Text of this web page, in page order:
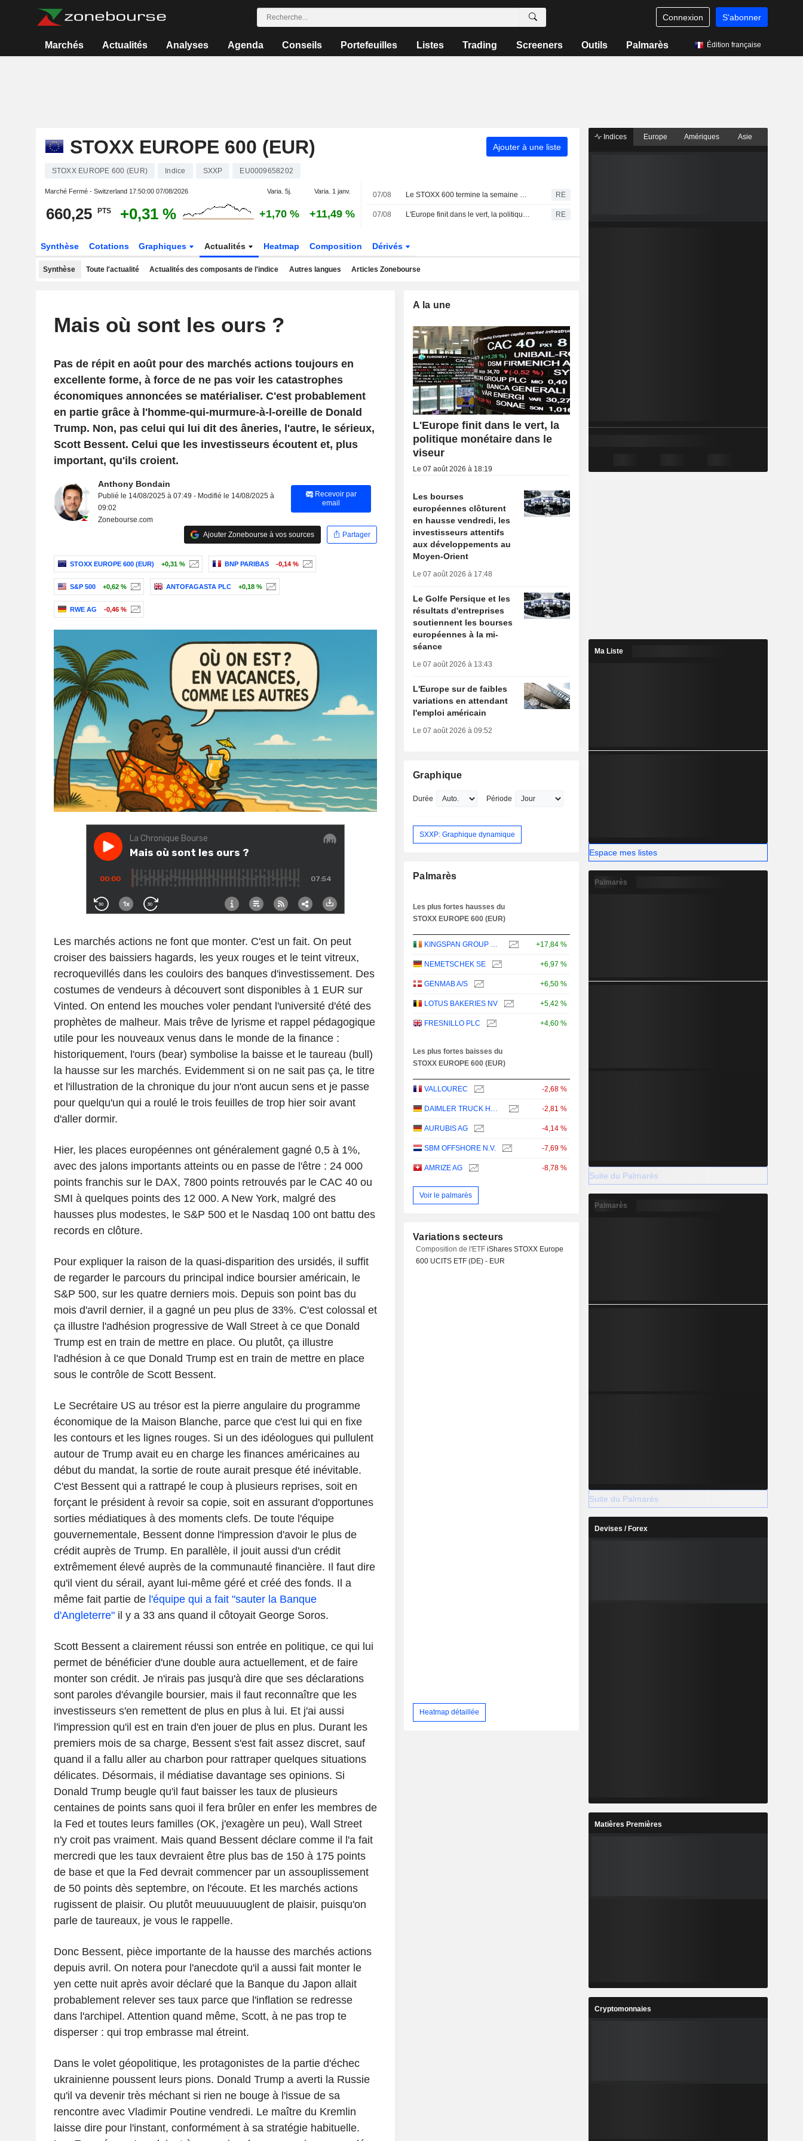
Connexion S'abonner
Marchés Actualités Analyses Agenda Conseils Portefeuilles Listes Trading Screeners Outils Palmarès Édition française
STOXX EUROPE 600 (EUR) Ajouter à une liste
STOXX EUROPE 600 (EUR) Indice SXXP EU0009658202
Marché Fermé - Switzerland 17:50:00 07/08/2026 Varia. 5j. Varia. 1 janv.
660,25 PTS +0,31 % +1,70 % +11,49 %
07/08 Le STOXX 600 termine la semaine à un sommet historique, porté par les résultats et la faiblesse de l'emploi américain RE
07/08 L'Europe finit dans le vert, la politique monétaire dans le viseur RE
Synthèse Cotations Graphiques Actualités Heatmap Composition Dérivés
Synthèse Toute l'actualité Actualités des composants de l'indice Autres langues Articles Zonebourse
Mais où sont les ours ?
Pas de répit en août pour des marchés actions toujours en
excellente forme, à force de ne pas voir les catastrophes
économiques annoncées se matérialiser. C'est probablement
en partie grâce à l'homme-qui-murmure-à-l-oreille de Donald
Trump. Non, pas celui qui lui dit des âneries, l'autre, le sérieux,
Scott Bessent. Celui que les investisseurs écoutent et, plus
important, qu'ils croient.
Anthony Bondain
Publié le 14/08/2025 à 07:49 - Modifié le 14/08/2025 à
09:02
Zonebourse.com
Recevoir par
email
Ajouter Zonebourse à vos sources Partager
STOXX EUROPE 600 (EUR) +0,31 % BNP PARIBAS -0,14 %
S&P 500 +0,62 % ANTOFAGASTA PLC +0,18 %
RWE AG -0,46 %
Les marchés actions ne font que monter. C'est un fait. On peut
croiser des baissiers hagards, les yeux rouges et le teint vitreux,
recroquevillés dans les couloirs des banques d'investissement. Des
costumes de vendeurs à découvert sont disponibles à 1 EUR sur
Vinted. On entend les mouches voler pendant l'université d'été des
prophètes de malheur. Mais trêve de lyrisme et rappel pédagogique
utile pour les nouveaux venus dans le monde de la finance :
historiquement, l'ours (bear) symbolise la baisse et le taureau (bull)
la hausse sur les marchés. Evidemment si on ne sait pas ça, le titre
et l'illustration de la chronique du jour n'ont aucun sens et je passe
pour quelqu'un qui a roulé le trois feuilles de trop hier soir avant
d'aller dormir.
Hier, les places européennes ont généralement gagné 0,5 à 1%,
avec des jalons importants atteints ou en passe de l'être : 24 000
points franchis sur le DAX, 7800 points retrouvés par le CAC 40 ou
SMI à quelques points des 12 000. A New York, malgré des
hausses plus modestes, le S&P 500 et le Nasdaq 100 ont battu des
records en clôture.
Pour expliquer la raison de la quasi-disparition des ursidés, il suffit
de regarder le parcours du principal indice boursier américain, le
S&P 500, sur les quatre derniers mois. Depuis son point bas du
mois d'avril dernier, il a gagné un peu plus de 33%. C'est colossal et
ça illustre l'adhésion progressive de Wall Street à ce que Donald
Trump est en train de mettre en place. Ou plutôt, ça illustre
l'adhésion à ce que Donald Trump est en train de mettre en place
sous le contrôle de Scott Bessent.
Le Secrétaire US au trésor est la pierre angulaire du programme
économique de la Maison Blanche, parce que c'est lui qui en fixe
les contours et les lignes rouges. Si un des idéologues qui pullulent
autour de Trump avait eu en charge les finances américaines au
début du mandat, la sortie de route aurait presque été inévitable.
C'est Bessent qui a rattrapé le coup à plusieurs reprises, soit en
forçant le président à revoir sa copie, soit en assurant d'opportunes
sorties médiatiques à des moments clefs. De toute l'équipe
gouvernementale, Bessent donne l'impression d'avoir le plus de
crédit auprès de Trump. En parallèle, il jouit aussi d'un crédit
extrêmement élevé auprès de la communauté financière. Il faut dire
qu'il vient du sérail, ayant lui-même géré et créé des fonds. Il a
même fait partie de l'équipe qui a fait "sauter la Banque
d'Angleterre"il y a 33 ans quand il côtoyait George Soros.
Scott Bessent a clairement réussi son entrée en politique, ce qui lui
permet de bénéficier d'une double aura actuellement, et de faire
monter son crédit. Je n'irais pas jusqu'à dire que ses déclarations
sont paroles d'évangile boursier, mais il faut reconnaître que les
investisseurs s'en remettent de plus en plus à lui. Et j'ai aussi
l'impression qu'il est en train d'en jouer de plus en plus. Durant les
premiers mois de sa charge, Bessent s'est fait assez discret, sauf
quand il a fallu aller au charbon pour rattraper quelques situations
délicates. Désormais, il médiatise davantage ses opinions. Si
Donald Trump beugle qu'il faut baisser les taux de plusieurs
centaines de points sans quoi il fera brûler en enfer les membres de
la Fed et toutes leurs familles (OK, j'exagère un peu), Wall Street
n'y croit pas vraiment. Mais quand Bessent déclare comme il l'a fait
mercredi que les taux devraient être plus bas de 150 à 175 points
de base et que la Fed devrait commencer par un assouplissement
de 50 points dès septembre, on l'écoute. Et les marchés actions
rugissent de plaisir. Ou plutôt meuuuuuuglent de plaisir, puisqu'on
parle de taureaux, je vous le rappelle.
Donc Bessent, pièce importante de la hausse des marchés actions
depuis avril. On notera pour l'anecdote qu'il a aussi fait monter le
yen cette nuit après avoir déclaré que la Banque du Japon allait
probablement relever ses taux parce que l'inflation se redresse
dans l'archipel. Attention quand même, Scott, à ne pas trop te
disperser : qui trop embrasse mal étreint.
Dans le volet géopolitique, les protagonistes de la partie d'échec
ukrainienne poussent leurs pions. Donald Trump a averti la Russie
qu'il va devenir très méchant si rien ne bouge à l'issue de sa
rencontre avec Vladimir Poutine vendredi. Le maître du Kremlin
laisse dire pour l'instant, conformément à sa stratégie habituelle.
A la une
L'Europe finit dans le vert, la
politique monétaire dans le
viseur
Le 07 août 2026 à 18:19
Les bourses
européennes clôturent
en hausse vendredi, les
investisseurs attentifs
aux développements au
Moyen-Orient
Le 07 août 2026 à 17:48
Le Golfe Persique et les
résultats d'entreprises
soutiennent les bourses
européennes à la mi-
séance
Le 07 août 2026 à 13:43
L'Europe sur de faibles
variations en attendant
l'emploi américain
Le 07 août 2026 à 09:52
Graphique
Durée Période
SXXP: Graphique dynamique
Palmarès
Les plus fortes hausses du
STOXX EUROPE 600 (EUR)
KINGSPAN GROUP PLC +17,84 %
NEMETSCHEK SE +6,97 %
GENMAB A/S +6,50 %
LOTUS BAKERIES NV +5,42 %
FRESNILLO PLC +4,60 %
Les plus fortes baisses du
STOXX EUROPE 600 (EUR)
VALLOUREC -2,68 %
DAIMLER TRUCK HOLDING AG -2,81 %
AURUBIS AG -4,14 %
SBM OFFSHORE N.V. -7,69 %
AMRIZE AG -8,78 %
Voir le palmarès
Variations secteurs
Composition de l'ETFiShares STOXX Europe
600 UCITS ETF (DE) - EUR
Heatmap détaillée
Indices Europe Amériques Asie
Ma Liste
Espace mes listes
Palmarès
Suite du Palmarès
Palmarès
Suite du Palmarès
Devises / Forex
Matières Premières
Cryptomonnaies